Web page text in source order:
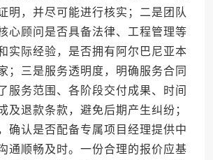
明，并尽可能进行核实；二是团队
心顾问是否具备法律、工程管理等
实际经验，是否拥有阿尔巴尼亚本
；三是服务透明度，明确服务合同
服务范围、各阶段交付成果、时间
及退款条款，避免后期产生纠纷；
确认是否配备专属项目经理提供中
通顺畅及时。一份合理的报价应基